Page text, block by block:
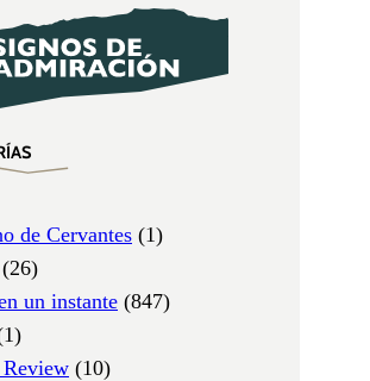
de Cervantes (1)
(26)
un instante (847)
(10)